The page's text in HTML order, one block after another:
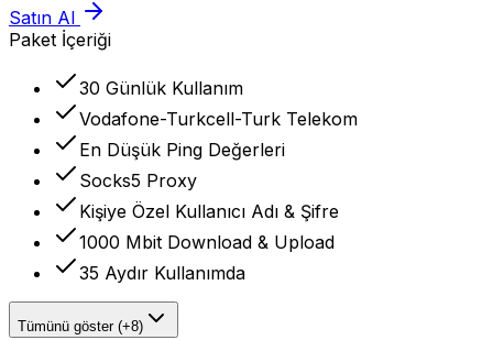
Satın Al
Paket İçeriği
30 Günlük Kullanım
Vodafone-Turkcell-Turk Telekom
En Düşük Ping Değerleri
Socks5 Proxy
Kişiye Özel Kullanıcı Adı & Şifre
1000 Mbit Download & Upload
35 Aydır Kullanımda
Tümünü göster (+8)